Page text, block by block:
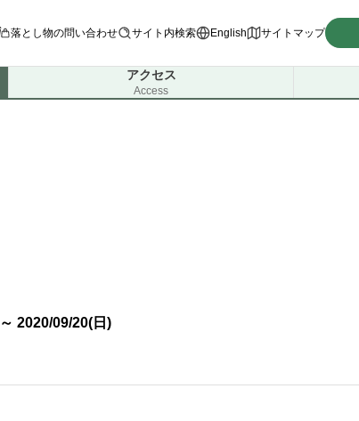
落とし物の問い合わせ サイト内検索 English サイトマップ
アクセス
Access
2020/09/20(日)